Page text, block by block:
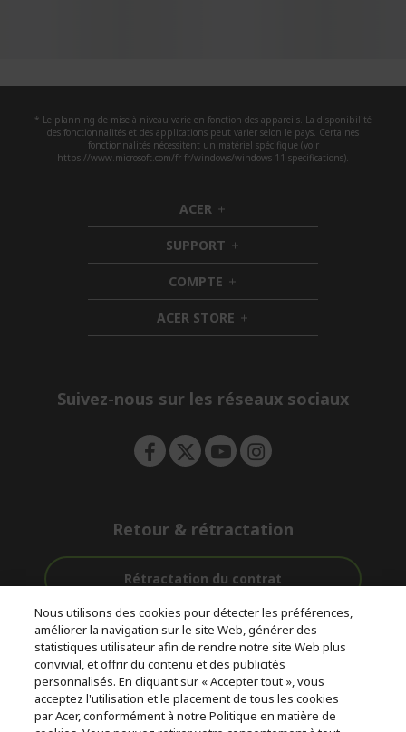
* Le planning de mise à niveau varie en fonction des appareils. La disponibilité
des fonctionnalités et des applications peut varier selon le pays. Certaines
fonctionnalités nécessitent un matériel spécifique (voir
https://www.microsoft.com/fr-fr/windows/windows-11-specifications).
ACER h
i
d
d
e
n
SUPPORT h
i
d
d
e
n
COMPTE h
i
d
d
ACER STORE h
i
e
Suivez-nous sur les réseaux sociaux
Retour & rétractation
Rétractation du contrat
Livraison
Gratuite
Accompagnement
avant et après-
vente
Avec 0%
D'intérêt
© 2026 Acer Inc.
CPYou BV est le revendeur et marchand agréé pour les produits et
Nous utilisons des cookies pour détecter les préférences,
améliorer la navigation sur le site Web, générer des
statistiques utilisateur afin de rendre notre site Web plus
convivial, et offrir du contenu et des publicités
personnalisés. En cliquant sur « Accepter tout », vous
acceptez l'utilisation et le placement de tous les cookies
par Acer, conformément à notre Politique en matière de